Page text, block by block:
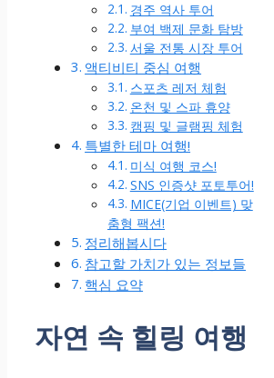
경주 역사 투어
부여 백제 문화 탐방
서울 전통 시장 투어
액티비티 중심 여행
스포츠 레저 체험
온천 및 스파 휴양
캠핑 및 글램핑 체험
특별한 테마 여행!
미식 여행 코스!
SNS 인증샷 포토투어!
MICE(기업 이벤트) 맞
춤형 팩션!
정리해봅시다
참고할 가치가 있는 정보들
핵심 요약
자연 속 힐링 여행